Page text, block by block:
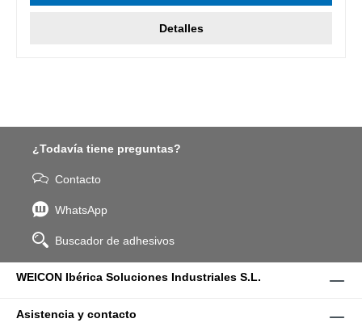
Detalles
¿Todavía tiene preguntas?
Contacto
WhatsApp
Buscador de adhesivos
WEICON Ibérica Soluciones Industriales S.L.
Asistencia y contacto